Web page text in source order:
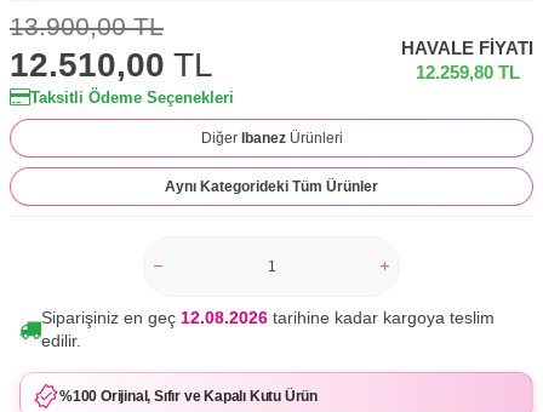
13.900,00TL
12.510,00 TL
Taksitli Ödeme Seçenekleri
HAVALE FIYATI
12.259,80TL
Diğer Ibanez Ürünleri
Aynı Kategorideki Tüm Ürünler
Siparişiniz en geç 12.08.2026 tarihine kadar kargoya teslim
edilir.
%100 Orijinal, Sıfır ve Kapalı Kutu Ürün